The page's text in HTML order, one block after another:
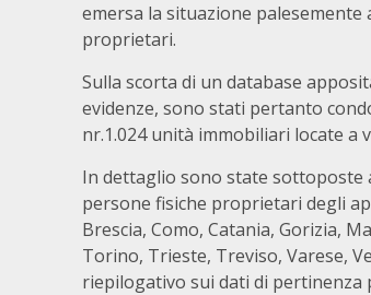
emersa la situazione
proprietari.
Sulla scorta di un database
evidenze, sono stati pertanto
nr.1.024 unità immobiliari locate a
In dettaglio sono state sottoposte
persone fisiche proprietari degli
Brescia, Como, Catania, Gorizia,
Torino, Trieste, Treviso, Varese,
riepilogativo sui dati di pertinenza